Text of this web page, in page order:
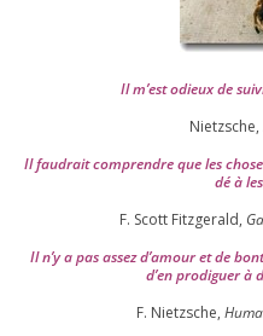
Il m’est odieux de
Nietzsche,
Il fau­drait com­prendre que les
dé à
F. Scott Fitzgerald,
Il n’y a pas assez d’a­mour et de
d’en pro­di­guer à
F. Nietzsche,